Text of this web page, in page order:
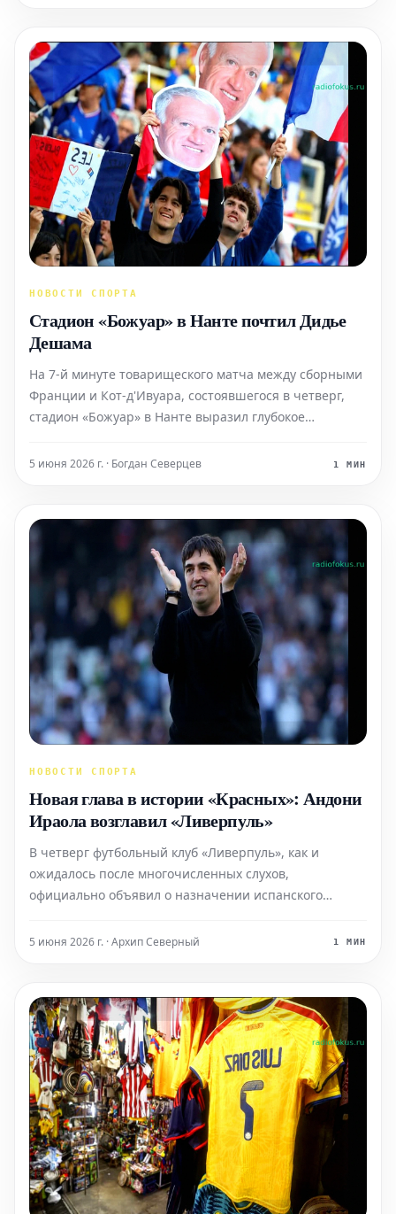
НОВОСТИ СПОРТА
Стадион «Божуар» в Нанте почтил Дидье
Дешама
На 7-й минуте товарищеского матча между сборными
Франции и Кот-д'Ивуара, состоявшегося в четверг,
стадион «Божуар» в Нанте выразил глубокое
чествовали выдающегося футболиста, который начал
5 июня 2026 г. · Богдан Северцев 1 МИН
НОВОСТИ СПОРТА
Новая глава в истории «Красных»: Андони
Ираола возглавил «Ливерпуль»
В четверг футбольный клуб «Ливерпуль», как и
ожидалось после многочисленных слухов,
официально объявил о назначении испанского
тренера команды. Этот шаг знаменует собой начало
5 июня 2026 г. · Архип Северный 1 МИН